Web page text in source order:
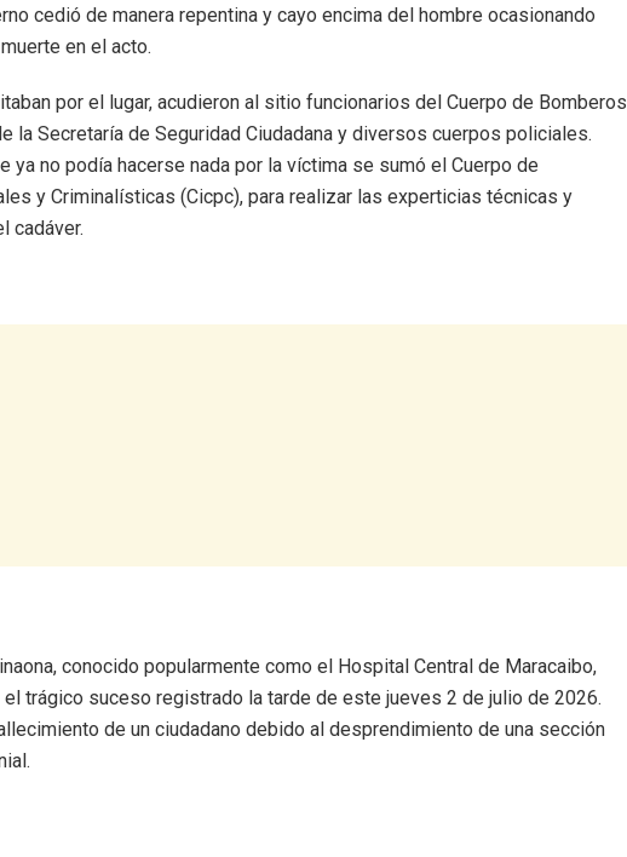
cedió de manera repentina y cayo encima del hombre ocasionando
en el acto.
por el lugar, acudieron al sitio funcionarios del Cuerpo de Bomberos
la Secretaría de Seguridad Ciudadana y diversos cuerpos policiales.
ya no podía hacerse nada por la víctima se sumó el Cuerpo de
y Criminalísticas (Cicpc), para realizar las experticias técnicas y
cadáver.
conocido popularmente como el Hospital Central de Maracaibo,
trágico suceso registrado la tarde de este jueves 2 de julio de 2026.
de un ciudadano debido al desprendimiento de una sección